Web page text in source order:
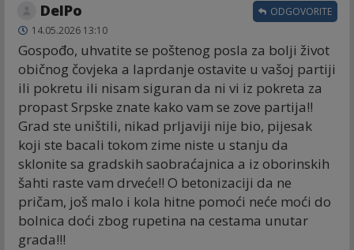
DelPo
14.05.2026 13:10
Gospođo, uhvatite se poštenog posla za bolji život
običnog čovjeka a laprdanje ostavite u vašoj partiji
ili pokretu ili nisam siguran da ni vi iz pokreta za
propast Srpske znate kako vam se zove partija!!
Grad ste uništili, nikad prljaviji nije bio, pijesak
koji ste bacali tokom zime niste u stanju da
sklonite sa gradskih saobraćajnica a iz oborinskih
šahti raste vam drveće!! O betonizaciji da ne
pričam, još malo i kola hitne pomoći neće moći do
bolnica doći zbog rupetina na cestama unutar
grada!!!
ODGOVORITE